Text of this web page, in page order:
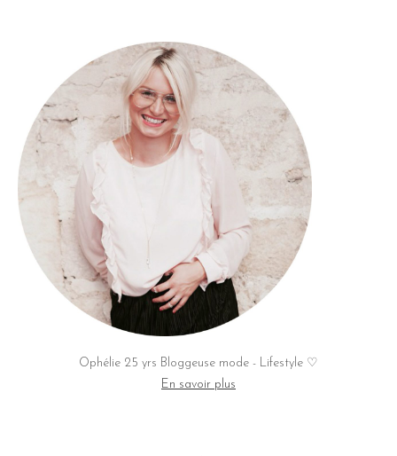
Ophélie 25 yrs Bloggeuse mode - Lifestyle ♡
En savoir plus